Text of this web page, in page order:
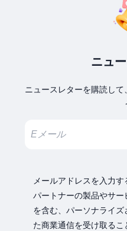
ニュ
ニュースレターを購読し
メールアドレスを入力
パートナーの製品やサ
を含む、パーソナライ
た商業通信を受け取る